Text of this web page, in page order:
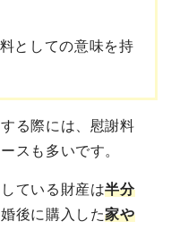
としての意味を持
る際には、慰謝料
スも多いです。
ている財産は半分
後に購入した家や